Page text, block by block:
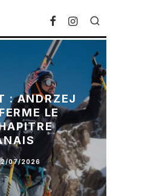
: ANDRZEJ
LE
07/2026